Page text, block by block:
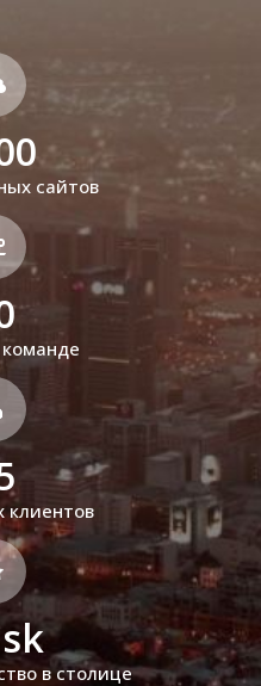
сайтов
клиентов
в столице